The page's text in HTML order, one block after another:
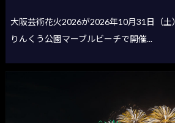
大阪芸術花火2026が2026年10月31日（土
りんくう公園マーブルビーチで開催...